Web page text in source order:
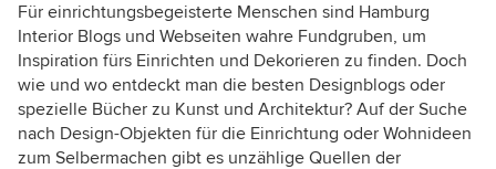
Für einrichtungsbegeisterte Menschen sind Hamburg
Interior Blogs und Webseiten wahre Fundgruben, um
Inspiration fürs Einrichten und Dekorieren zu finden. Doch
wie und wo entdeckt man die besten Designblogs oder
spezielle Bücher zu Kunst und Architektur? Auf der Suche
nach Design-Objekten für die Einrichtung oder Wohnideen
zum Selbermachen gibt es unzählige Quellen der